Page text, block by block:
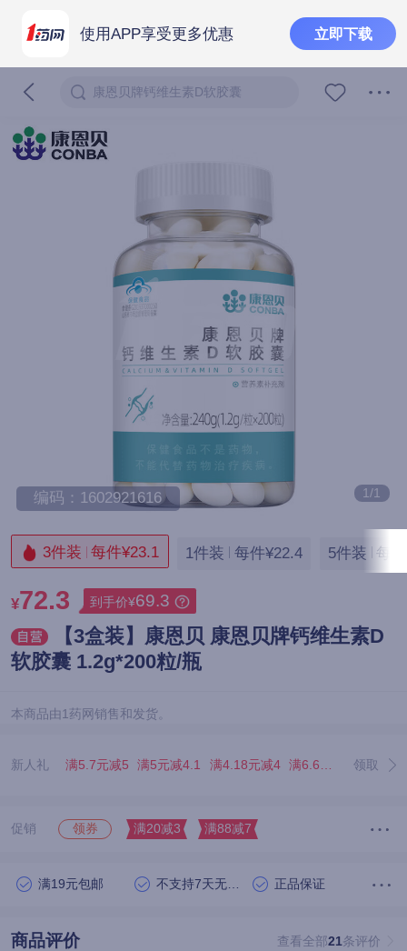
使用APP享受更多优惠 立即下载
康恩贝牌钙维生素D软胶囊
1/1
编码：1602921616
3件装 每件¥23.1 1件装 每件¥22.4 5件装 每
¥72.3 到手价¥69.3
【3盒装】康恩贝 康恩贝牌钙维生素D
软胶囊 1.2g*200粒/瓶
本商品由1药网销售和发货。
新人礼 领取
满5.7元减5 满5元减4.1 满4.18元减4 满6.67元减5.07 满
促销 领券 满20减3 满88减7
满19元包邮 不支持7天无理由退货 正品保证
商品评价 查看全部21条评价